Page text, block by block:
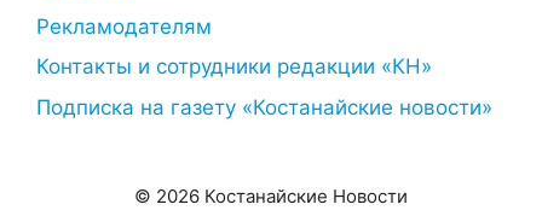
Рекламодателям
Контакты и сотрудники редакции «КН»
Подписка на газету «Костанайские новости»
© 2026 Костанайские Новости